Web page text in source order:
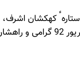
یاد 52ستارهٴ کهکشان
10شهریور 92 گرامی و